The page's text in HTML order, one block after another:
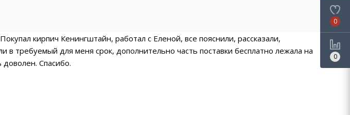
кирпич Кенингштайн, работал с Еленой, все пояснили, рассказали,
в требуемый для меня срок, дополнительно часть поставки бесплатно лежала на
Спасибо.
0
0